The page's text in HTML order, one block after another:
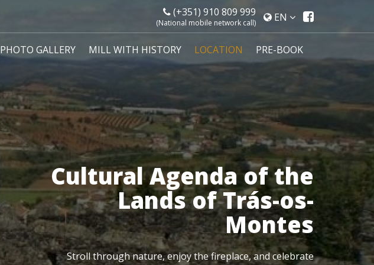
(+351) 910 809 999
(National mobile network call) EN
Página
PHOTO GALLERY MILL WITH HISTORY LOCATION PRE-BOOK
Cultural Agenda of the
Lands of Trás-os-
Montes
Stroll through nature, enjoy the fireplace, and celebrate